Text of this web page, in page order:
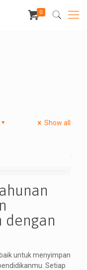
0
Show all
dengan
untuk menyimpan
Setiap